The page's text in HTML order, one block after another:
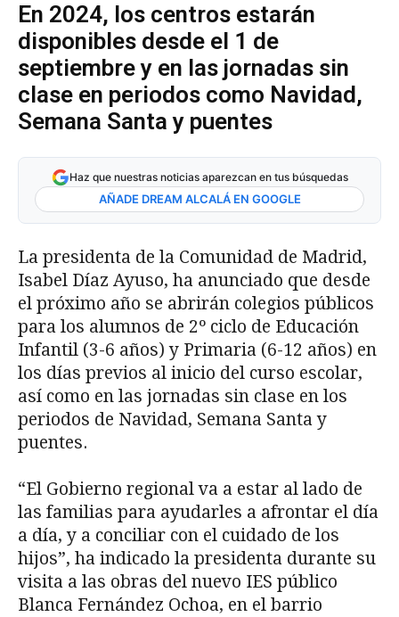
En 2024, los centros estarán
disponibles desde el 1 de
septiembre y en las jornadas sin
clase en periodos como Navidad,
Semana Santa y puentes
Haz que nuestras noticias aparezcan en tus búsquedas
AÑADE DREAM ALCALÁ EN GOOGLE
La presidenta de la Comunidad de Madrid,
Isabel Díaz Ayuso, ha anunciado que desde
el próximo año se abrirán colegios públicos
para los alumnos de 2º ciclo de Educación
Infantil (3-6 años) y Primaria (6-12 años) en
los días previos al inicio del curso escolar,
así como en las jornadas sin clase en los
periodos de Navidad, Semana Santa y
puentes.
“El Gobierno regional va a estar al lado de
las familias para ayudarles a afrontar el día
a día, y a conciliar con el cuidado de los
hijos”, ha indicado la presidenta durante su
visita a las obras del nuevo IES público
Blanca Fernández Ochoa, en el barrio